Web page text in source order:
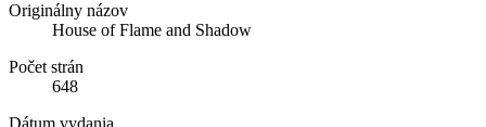
Originálny názov
House of Flame and Shadow
Počet strán
648